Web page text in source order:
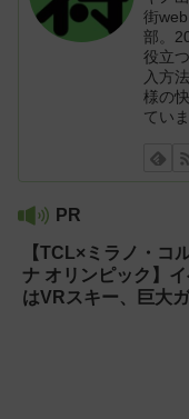
街
部。
役立
入方
様の
ていま
PR
【TCL×ミラノ・コ
ナ オリンピック】イ
はVRスキー、巨大